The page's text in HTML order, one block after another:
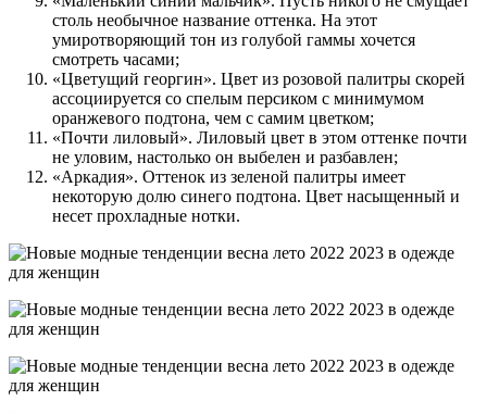
столь необычное название оттенка. На этот
умиротворяющий тон из голубой гаммы хочется
смотреть часами;
«Цветущий георгин». Цвет из розовой палитры скорей
ассоциируется со спелым персиком с минимумом
оранжевого подтона, чем с самим цветком;
«Почти лиловый». Лиловый цвет в этом оттенке почти
не уловим, настолько он выбелен и разбавлен;
«Аркадия». Оттенок из зеленой палитры имеет
некоторую долю синего подтона. Цвет насыщенный и
несет прохладные нотки.